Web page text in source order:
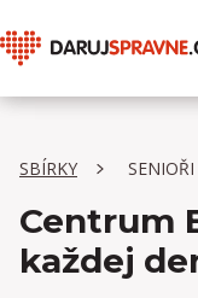
Sbírky
Organizace
SBÍRKY SENIOŘI
Centrum
každej